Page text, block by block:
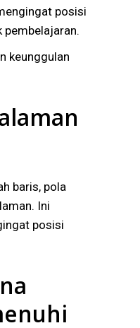
posisi
pembelajaran.
keunggulan
baris, pola
Ini
posisi